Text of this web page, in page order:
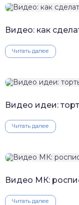
Видео: как
Читать далее
Видео идеи:
Читать далее
Видео МК:
Читать далее